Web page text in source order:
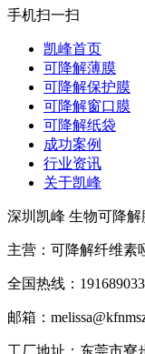
手机扫一扫
凯峰首页
可降解薄膜
可降解保护膜
可降解窗口膜
可降解纸袋
成功案例
行业资讯
关于凯峰
深圳凯峰 生物可降
主营：可降解纤维素
全国热线：
邮箱：
工厂地址：东莞市寮